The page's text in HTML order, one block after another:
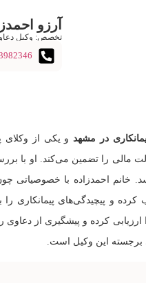
آرزو
تخصص: وکیل
در مشهدو یکی از وکلای
مالی را تضمین می‌کند. او با
خانم احمدزاده با خصوصیاتی
کرده و پیچیدگی‌های پیمانکاری
کرده و پیشگیری از
این وکیل است.